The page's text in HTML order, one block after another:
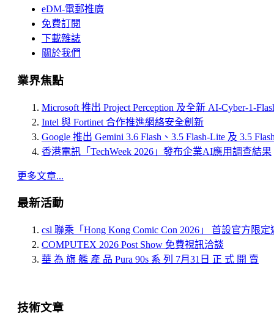
eDM-電郵推廣
免費訂閱
下載雜誌
關於我們
業界焦點
Microsoft 推出 Project Perception 及全新 AI-Cyber-1-
Intel 與 Fortinet 合作推進網絡安全創新
Google 推出 Gemini 3.6 Flash、3.5 Flash-Lite 及 3.5
香港電訊「TechWeek 2026」發布企業AI應用調查結果
更多文章...
最新活動
csl 聯乘「Hong Kong Comic Con 2026」 首設官方限定
COMPUTEX 2026 Post Show 免費視訊洽談
華 為 旗 艦 產 品 Pura 90s 系 列 7月31日 正 式 開 賣
技術文章